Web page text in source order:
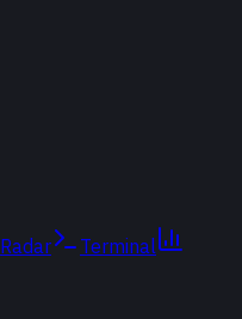
Radar
Terminal